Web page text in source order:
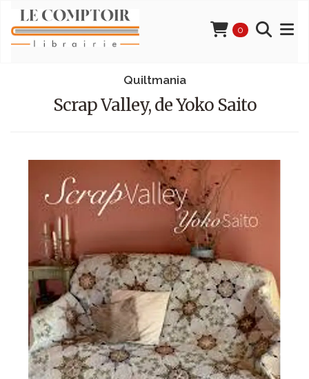
0
Quiltmania
Scrap Valley, de Yoko Saito